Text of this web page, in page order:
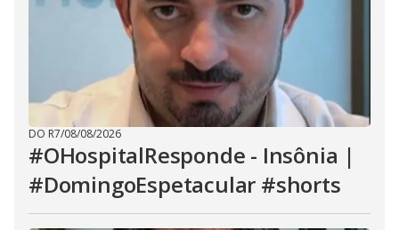
DO R7/08/08/2026
#OHospitalResponde - Insônia |
#DomingoEspetacular #shorts